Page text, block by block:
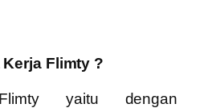
Flimty ?
yaitu dengan